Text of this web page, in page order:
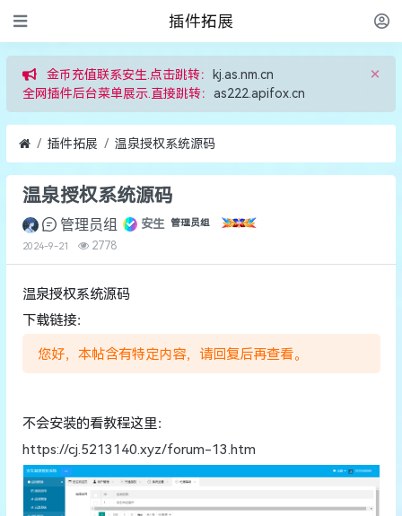
插件拓展
金币充值联系安生.点击跳转：
kj.as.nm.cn
全网插件后台菜单展示.直接跳转： as222.apifox.cn
×
插件拓展 温泉授权系统源码
温泉授权系统源码
管理员组 安生 管理员组
2024-9-21 2778
温泉授权系统源码
下载链接：
您好，本帖含有特定内容，请回复后再查看。
不会安装的看教程这里：
https://cj.5213140.xyz/forum-13.htm